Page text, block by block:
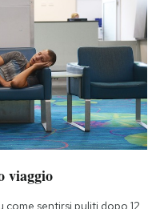
viaggio
come sentirsi puliti dopo 12